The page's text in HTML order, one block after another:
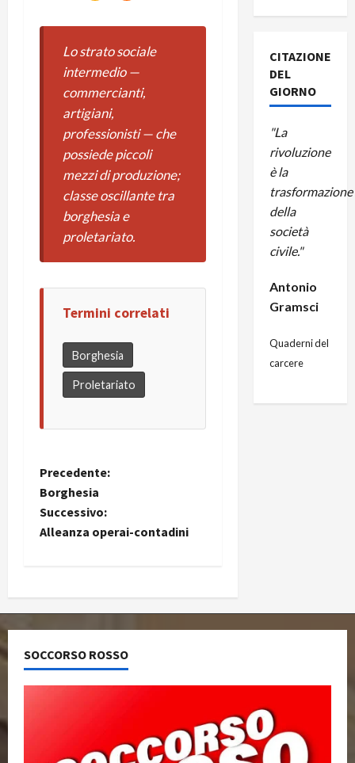
Lo strato sociale
intermedio —
commercianti,
artigiani,
professionisti — che
possiede piccoli
mezzi di produzione;
classe oscillante tra
borghesia e
proletariato.
Termini correlati
Borghesia
Proletariato
Precedente:
Borghesia
Successivo:
Alleanza operai-contadini
CITAZIONE
DEL
GIORNO
"La
rivoluzione
è la
trasformazione
della
società
civile."
Antonio
Gramsci
Quaderni del
carcere
SOCCORSO ROSSO